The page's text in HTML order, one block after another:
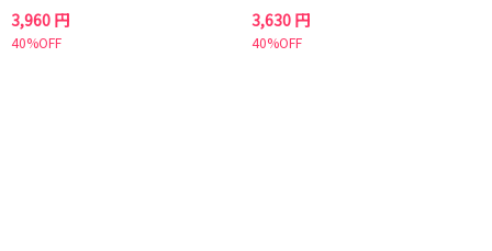
3,960 円
40%OFF
3,630 円
40%OFF